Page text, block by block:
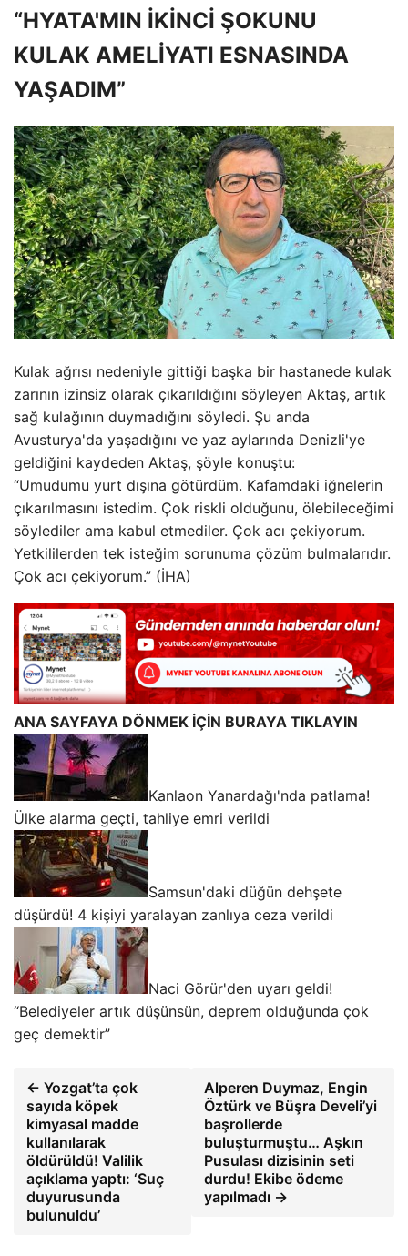
“HYATA'MIN İKİNCİ ŞOKUNU
KULAK AMELİYATI ESNASINDA
YAŞADIM”
Kulak ağrısı nedeniyle gittiği başka bir hastanede kulak
zarının izinsiz olarak çıkarıldığını söyleyen Aktaş, artık
sağ kulağının duymadığını söyledi. Şu anda
Avusturya'da yaşadığını ve yaz aylarında Denizli'ye
geldiğini kaydeden Aktaş, şöyle konuştu:
“Umudumu yurt dışına götürdüm. Kafamdaki iğnelerin
çıkarılmasını istedim. Çok riskli olduğunu, ölebileceğimi
söylediler ama kabul etmediler. Çok acı çekiyorum.
Yetkililerden tek isteğim sorunuma çözüm bulmalarıdır.
Çok acı çekiyorum.” (İHA)
ANA SAYFAYA DÖNMEK İÇİN BURAYA TIKLAYIN
Kanlaon Yanardağı'nda patlama!
Ülke alarma geçti, tahliye emri verildi
Samsun'daki düğün dehşete
düşürdü! 4 kişiyi yaralayan zanlıya ceza verildi
Naci Görür'den uyarı geldi!
“Belediyeler artık düşünsün, deprem olduğunda çok
geç demektir”
← Yozgat’ta çok
sayıda köpek
kimyasal madde
kullanılarak
öldürüldü! Valilik
açıklama yaptı: ‘Suç
duyurusunda
bulunuldu’
Alperen Duymaz, Engin
Öztürk ve Büşra Develi’yi
başrollerde
buluşturmuştu… Aşkın
Pusulası dizisinin seti
durdu! Ekibe ödeme
yapılmadı →